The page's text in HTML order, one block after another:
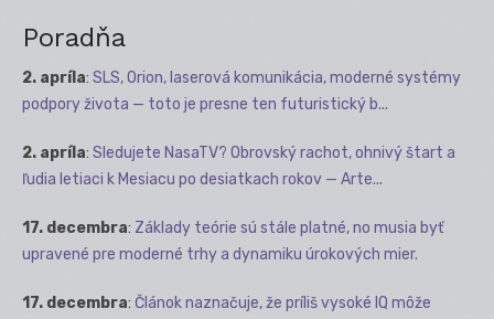
Poradňa
2. apríla: SLS, Orion, laserová komunikácia, moderné systémy
podpory života — toto je presne ten futuristický b...
2. apríla: Sledujete NasaTV? Obrovský rachot, ohnivý štart a
ľudia letiaci k Mesiacu po desiatkach rokov — Arte...
17. decembra: Základy teórie sú stále platné, no musia byť
upravené pre moderné trhy a dynamiku úrokových mier.
17. decembra: Článok naznačuje, že príliš vysoké IQ môže